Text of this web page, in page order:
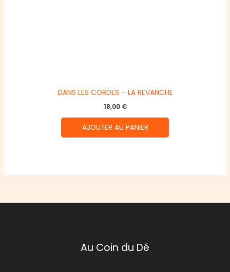
DANS LES CORDES – LA REVANCHE
18,00 €
AJOUTER AU PANIER
Au Coin du Dé